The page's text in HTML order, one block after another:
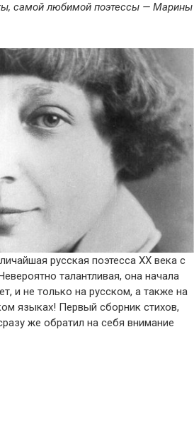
самой любимой поэтессы — Марины
русская поэтесса ХХ века с
талантливая, она начала
и не только на русском, а также на
языках! Первый сборник стихов,
же обратил на себя внимание